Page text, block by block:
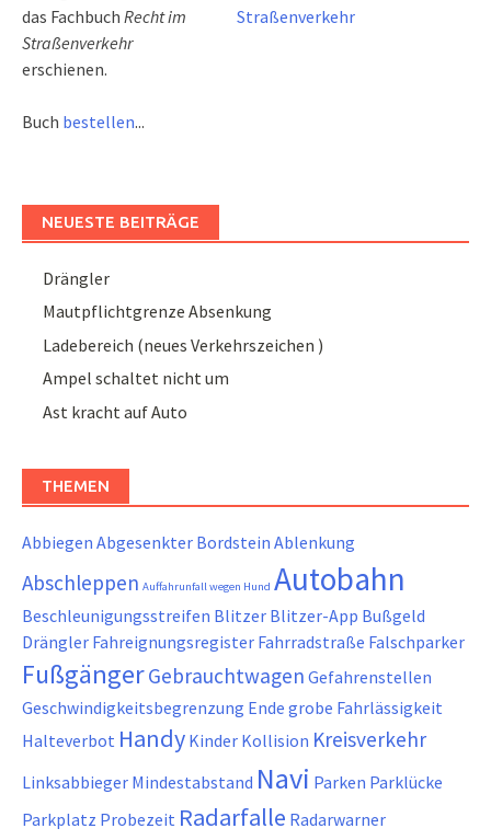
das Fachbuch Recht im
Straßenverkehr
erschienen.
Buch bestellen...
NEUESTE BEITRÄGE
Drängler
Mautpflichtgrenze Absenkung
Ladebereich (neues Verkehrszeichen )
Ampel schaltet nicht um
Ast kracht auf Auto
THEMEN
Abbiegen Abgesenkter Bordstein Ablenkung
Abschleppen Auffahrunfall wegen Hund Autobahn
Beschleunigungsstreifen Blitzer Blitzer-App Bußgeld
Drängler Fahreignungsregister Fahrradstraße Falschparker
FußgängerGebrauchtwagen Gefahrenstellen
Geschwindigkeitsbegrenzung Ende grobe Fahrlässigkeit
Halteverbot Handy Kinder Kollision Kreisverkehr
Linksabbieger Mindestabstand Navi Parken Parklücke
Parkplatz Probezeit Radarfalle Radarwarner